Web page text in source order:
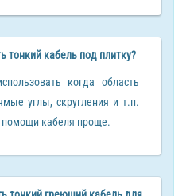
тонкий кабель под плитку?
когда область
углы, скругления и т.п.
помощи кабеля проще.